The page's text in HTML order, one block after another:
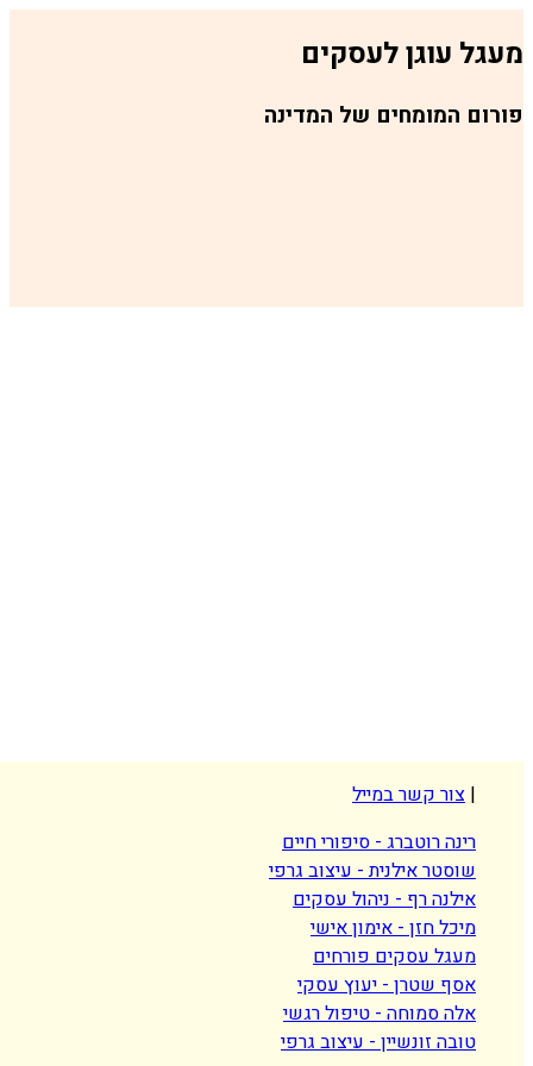
לעסקים
של המדינה
קשר במייל
רוטברג - סיפורי חיים
אילנית - עיצוב גרפי
רף - ניהול עסקים
חזן - אימון אישי
עסקים פורחים
שטרן - יעוץ עסקי
סמוחה - טיפול רגשי
זונשיין - עיצוב גרפי